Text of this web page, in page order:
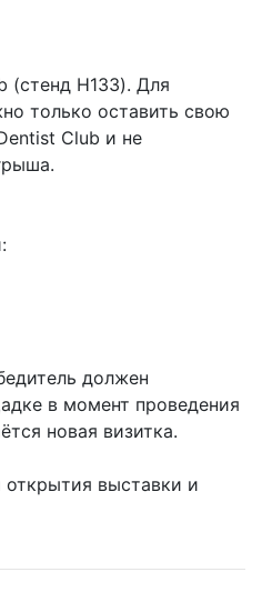
(стенд Н133). Для
только оставить свою
Club и не
должен
в момент проведения
новая визитка.
выставки и